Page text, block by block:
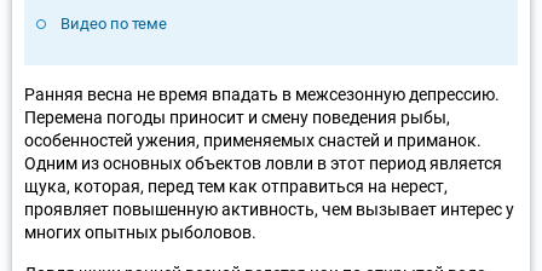
Видео по теме
Ранняя весна не время впадать в межсезонную депрессию.
Перемена погоды приносит и смену поведения рыбы,
особенностей ужения, применяемых снастей и приманок.
Одним из основных объектов ловли в этот период является
щука, которая, перед тем как отправиться на нерест,
проявляет повышенную активность, чем вызывает интерес у
многих опытных рыболовов.